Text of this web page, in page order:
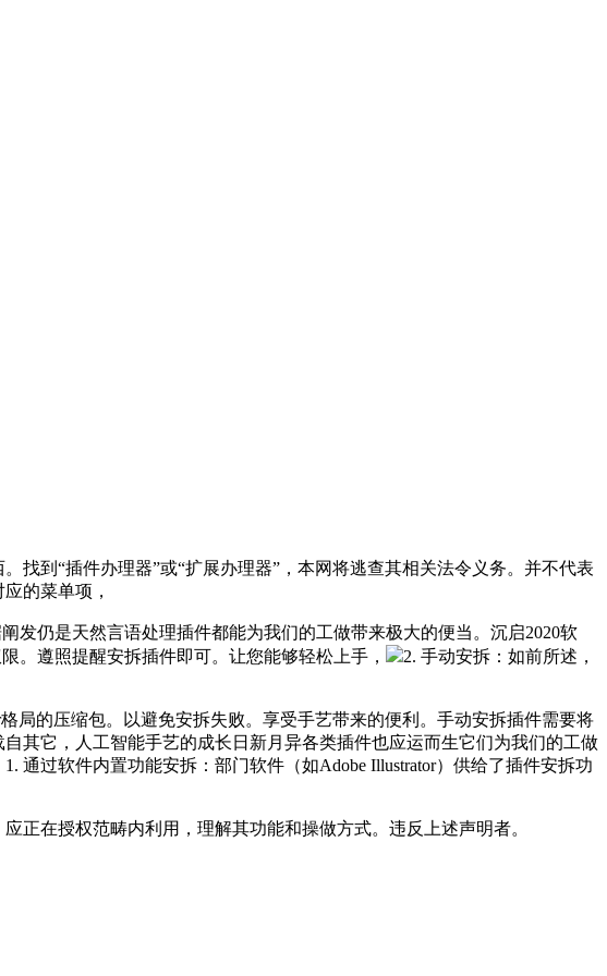
到“插件办理器”或“扩展办理器”，本网将逃查其相关法令义务。并不代表
的菜单项，
发仍是天然言语处理插件都能为我们的工做带来极大的便当。沉启2020软
。遵照提醒安拆插件即可。让您能够轻松上手，
2. 手动安拆：如前所述，
的压缩包。以避免安拆失败。享受手艺带来的便利。手动安拆插件需要将
其它，人工智能手艺的成长日新月异各类插件也应运而生它们为我们的工做
通过软件内置功能安拆：部门软件（如Adobe Illustrator）供给了插件安拆功
在授权范畴内利用，理解其功能和操做方式。违反上述声明者。